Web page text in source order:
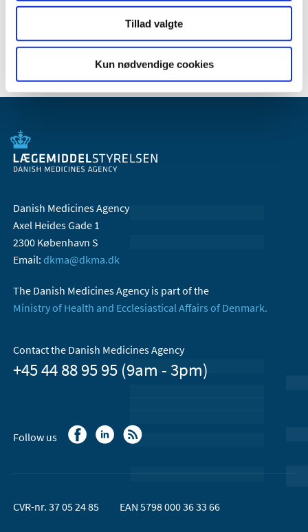
Tillad valgte
Kun nødvendige cookies
Danish Medicines Agency
Axel Heides Gade 1
2300 København S
Email: dkma@dkma.dk
The Danish Medicines Agency is part of the
Ministry of Health and Ecclesiastical Affairs of Denmark.
Contact the Danish Medicines Agency
+45 44 88 95 95 (9am - 3pm)
Follow us
CVR-nr. 37 05 24 85 EAN 5798 000 36 33 66